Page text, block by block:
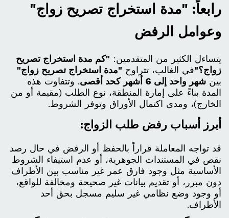
رابعاً: "مدة استخراج تصريح زواج"
وعوامل الرفض
يتساءل الكثير من المتقدمين: "كم مدة استخراج تصريح
زواج؟"في الغالب، تتراوح "مدة استخراج تصريح زواج"
بين شهر واحد إلى 6 أشهر كحد أقصى
. وتتفاوت هذه
المدة بناءً على إمارة المنطقة، نوع الطلب (مقيمة أو من
الخارج)، ومدى اكتمال الأوراق وتوفر الشروط.
أبرز أسباب رفض طلب الزواج:
قد تواجه المعاملة قراراً بالحفظ أو الرفض في حال رصد
نقص في المستندات الجوهرية، أو عدم استيفاء الشروط
الأساسية مثل وجود فارق عمر غير مناسب بين الأطراف
دون مبرر، أو تقديم بيانات غير صحيحة ومخالفة للواقع،
أو وجود وضع نظامي غير سليم مسجل بحق أحد
الأطراف.